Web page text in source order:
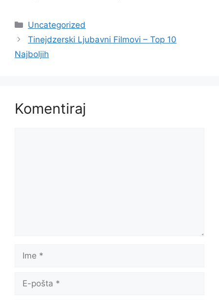
Kategorije
Uncategorized
Tinejdzerski Ljubavni Filmovi – Top 10
Najboljih
Komentiraj
Ime
pošta